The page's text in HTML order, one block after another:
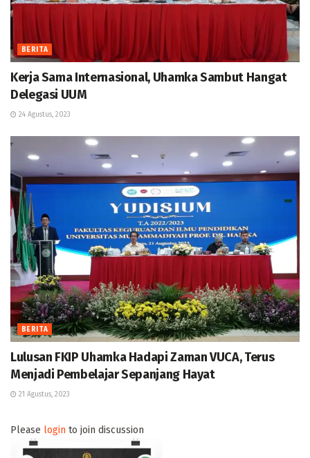
BERITA
Kerja Sama Internasional, Uhamka Sambut Hangat
Delegasi UUM
24 Agustus, 2023
BERITA
Lulusan FKIP Uhamka Hadapi Zaman VUCA, Terus
Menjadi Pembelajar Sepanjang Hayat
21 Agustus, 2023
Please login to join discussion